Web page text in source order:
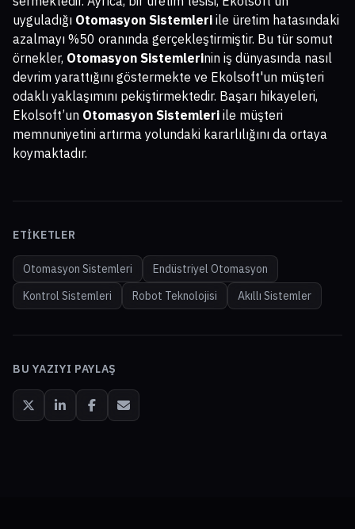
uyguladığı Otomasyon Sistemleri ile üretim hatasındaki
azalmayı %50 oranında gerçekleştirmiştir. Bu tür somut
örnekler, Otomasyon Sistemlerinin iş dünyasında nasıl
devrim yarattığını göstermekte ve Ekolsoft'un müşteri
odaklı yaklaşımını pekiştirmektedir. Başarı hikayeleri,
Ekolsoft’un Otomasyon Sistemleri ile müşteri
memnuniyetini artırma yolundaki kararlılığını da ortaya
koymaktadır.
ETIKETLER
Otomasyon Sistemleri
Endüstriyel Otomasyon
Kontrol Sistemleri
Robot Teknolojisi Akıllı Sistemler
BU YAZIYI PAYLAŞ